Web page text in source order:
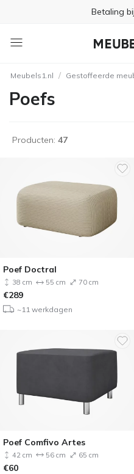
Betaling
Gratis retourneren
Gratis levering
+31 45
Trustpilot
Meubels1.nl / Gestoffeerde
Poefs
Producten: 47
Poef Doctral
38 cm 55 cm 70 cm
€289
~11 werkdagen
Poef Comfivo Artes
42 cm 56 cm 65 cm
€60